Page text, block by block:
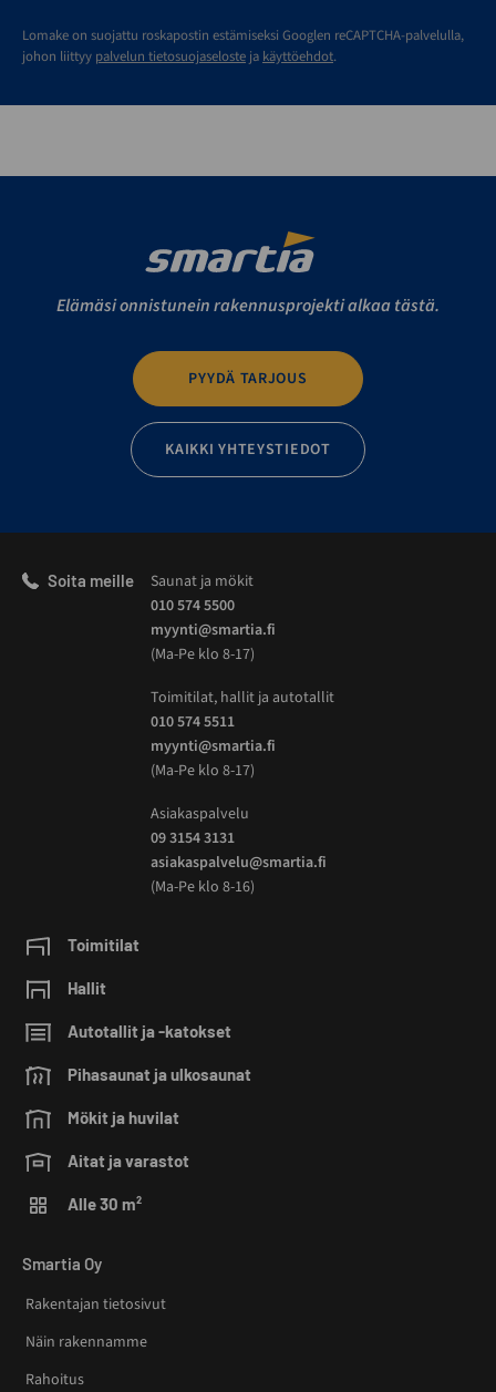
Lomake on suojattu roskapostin estämiseksi Googlen reCAPTCHA-palvelulla,
johon liittyy palvelun tietosuojaseloste ja käyttöehdot.
Elämäsi onnistunein rakennusprojekti alkaa tästä.
PYYDÄ TARJOUS
KAIKKI YHTEYSTIEDOT
Soita meille
Saunat ja mökit
010 574 5500
myynti@smartia.fi
(Ma-Pe klo 8-17)
Toimitilat, hallit ja autotallit
010 574 5511
myynti@smartia.fi
(Ma-Pe klo 8-17)
Asiakaspalvelu
09 3154 3131
asiakaspalvelu@smartia.fi
(Ma-Pe klo 8-16)
Toimitilat
Hallit
Autotallit ja -katokset
Pihasaunat ja ulkosaunat
Mökit ja huvilat
Aitat ja varastot
Alle 30 m²
Smartia Oy
Rakentajan tietosivut
Näin rakennamme
Rahoitus